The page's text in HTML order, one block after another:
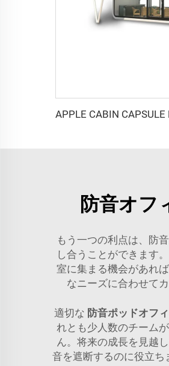
防音オフ
もう一つの利点は、防
し合うことができます
室に集まる機会があれ
なニーズに合わせて
適切な 防音ポッドオフ
れとも少人数のチーム
ん。将来の成長を見越
音を遮断するのに役立